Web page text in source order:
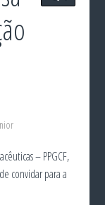
– PPGCF,
convidar para a